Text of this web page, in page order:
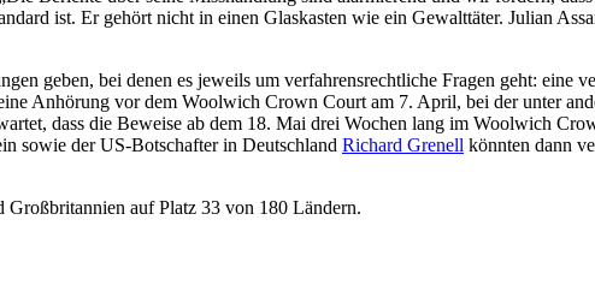
ist. Er gehört nicht in einen Glaskasten wie ein Gewalttäter. Julian
geben, bei denen es jeweils um verfahrensrechtliche Fragen geht: eine
Anhörung vor dem Woolwich Crown Court am 7. April, bei der unter
dass die Beweise ab dem 18. Mai drei Wochen lang im Woolwich
sowie der US-Botschafter in Deutschland Richard Grenell könnten dann
auf Platz 33 von 180 Ländern.